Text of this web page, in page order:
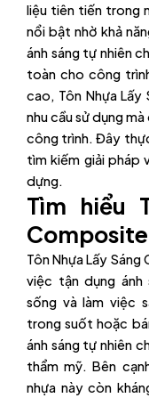
liệu tiên tiến trong
nổi bật nhờ khả
ánh sáng tự nhiên
toàn cho công
cao, Tôn Nhựa
nhu cầu sử dụng
công trình. Đây
tìm kiếm giải pháp
dựng.
Tìm hiểu
Composite
Tôn Nhựa Lấy
việc tận dụng ánh
sống và làm việc
trong suốt hoặc
ánh sáng tự nhiên
thẩm mỹ. Bên
nhựa này còn